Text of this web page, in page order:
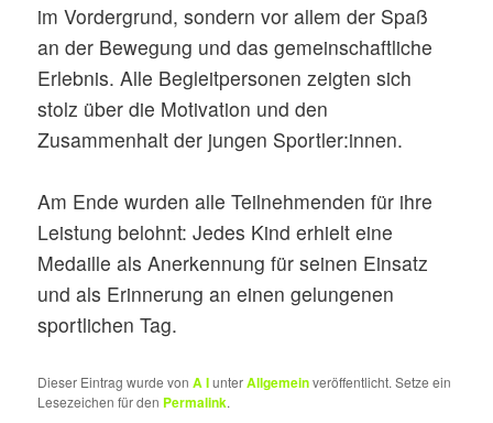
im Vordergrund, sondern vor allem der Spaß
an der Bewegung und das gemeinschaftliche
Erlebnis. Alle Begleitpersonen zeigten sich
stolz über die Motivation und den
Zusammenhalt der jungen Sportler:innen.
Am Ende wurden alle Teilnehmenden für ihre
Leistung belohnt: Jedes Kind erhielt eine
Medaille als Anerkennung für seinen Einsatz
und als Erinnerung an einen gelungenen
sportlichen Tag.
Dieser Eintrag wurde vonA IunterAllgemeinveröffentlicht. Setze ein
Lesezeichen für den Permalink.